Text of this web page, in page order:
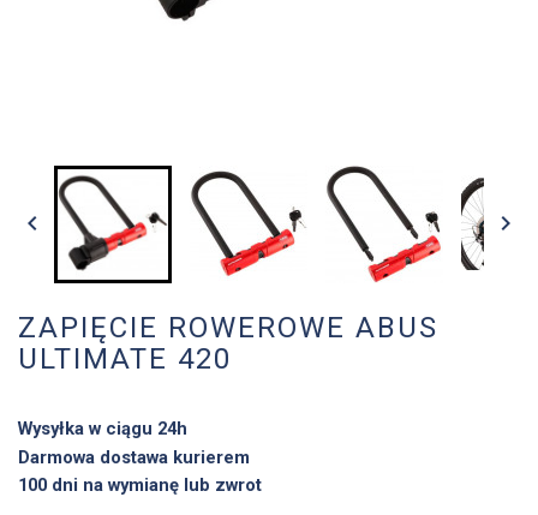
 
ZAPIĘCIE ROWEROWE ABUS
ULTIMATE 420
Wysyłka w ciągu 24h
Darmowa dostawa kurierem
100 dni na wymianę lub zwrot